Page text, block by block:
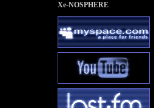
Xe-NOSPHERE